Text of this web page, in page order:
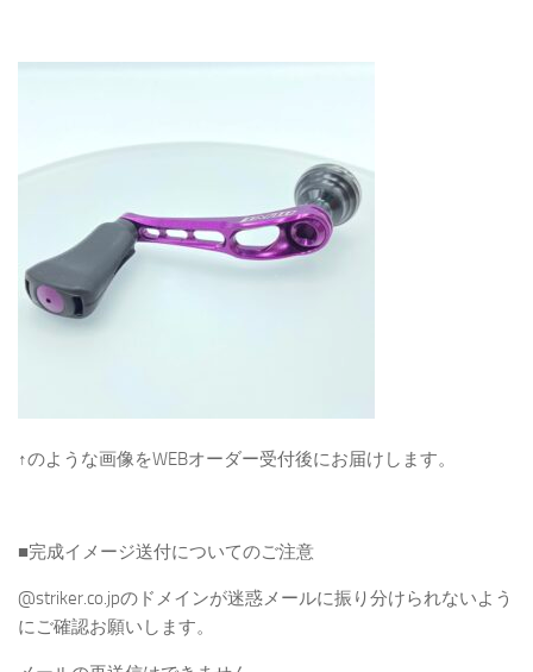
↑のような画像をWEBオーダー受付後にお届けします。
■完成イメージ送付についてのご注意
@striker.co.jpのドメインが迷惑メールに振り分けられないよう
にご確認お願いします。